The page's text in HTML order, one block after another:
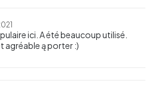
ici. A été beaucoup utilisé.
agréable ą porter :)